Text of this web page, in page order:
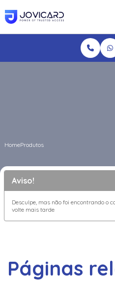
HomeProdutos
Aviso!
Desculpe, mas não foi encontrando o
volte mais tarde
Páginas